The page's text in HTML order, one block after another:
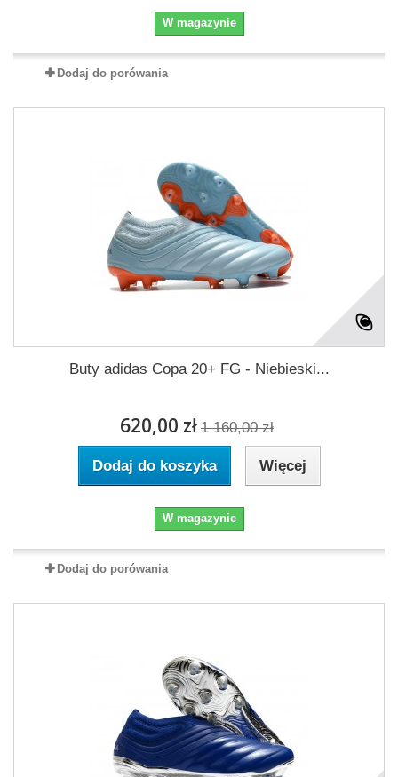
W magazynie
Dodaj do porówania
Buty adidas Copa 20+ FG - Niebieski...
620,00 zł 1 160,00 zł
Dodaj do koszyka Więcej
W magazynie
Dodaj do porówania